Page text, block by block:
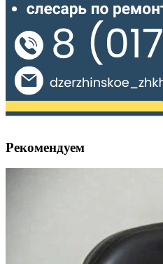
Рекомендуем